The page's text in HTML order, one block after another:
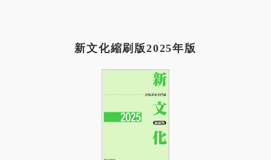
新文化縮刷版2025年版